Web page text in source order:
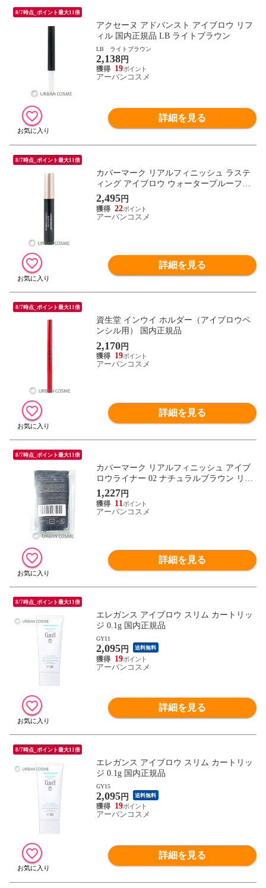
8/7時点_ポイント最大11倍
アクセーヌ アドバンスト アイブロウ リフ
ィル 国内正規品 LB ライトブラウン
LB ライトブラウン
2,138円
19
アーバンコスメ
詳細を見る
8/7時点_ポイント最大11倍
カバーマーク リアルフィニッシュ ラステ
ィング アイブロウ ウォータープルーフタ
イプ 国内正規品
2,495円
22
アーバンコスメ
詳細を見る
8/7時点_ポイント最大11倍
資生堂 インウイ ホルダー（アイブロウペ
ンシル用） 国内正規品
2,170円
19
アーバンコスメ
詳細を見る
8/7時点_ポイント最大11倍
カバーマーク リアルフィニッシュ アイブ
ロウライナー 02 ナチュラルブラウン リフ
ィル 国内正規品
1,227 円
11
アーバンコスメ
詳細を見る
8/7時点_ポイント最大11倍
エレガンス アイブロウ スリム カートリッ
ジ 0.1g 国内正規品
GY11
2,095円 送料無料
19
アーバンコスメ
詳細を見る
8/7時点_ポイント最大11倍
エレガンス アイブロウ スリム カートリッ
ジ 0.1g 国内正規品
GY15
2,095円 送料無料
19
アーバンコスメ
詳細を見る